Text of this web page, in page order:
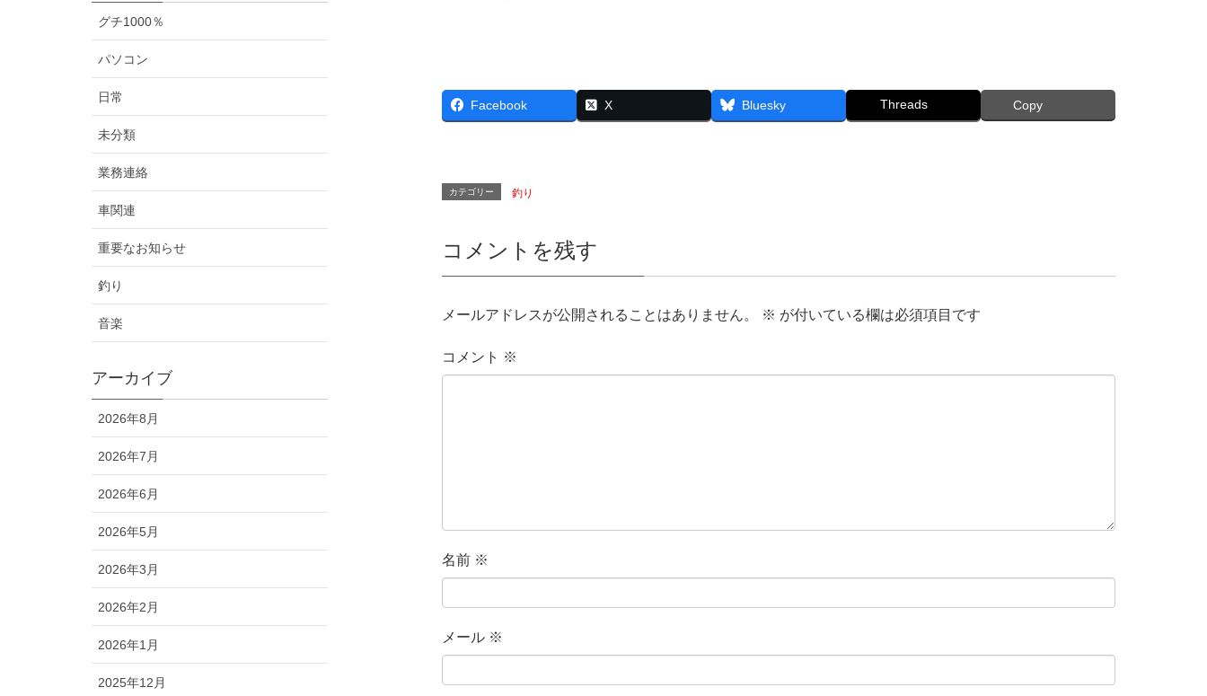
Facebook X Bluesky Threads Copy
カテゴリー 釣り
コメントを残す
メールアドレスが公開されることはありません。 ※ が付いている欄は必須項目です
コメント ※
名前 ※
メール ※
グチ1000％
パソコン
日常
未分類
業務連絡
車関連
重要なお知らせ
釣り
音楽
アーカイブ
2026年8月
2026年7月
2026年6月
2026年5月
2026年3月
2026年2月
2026年1月
2025年12月